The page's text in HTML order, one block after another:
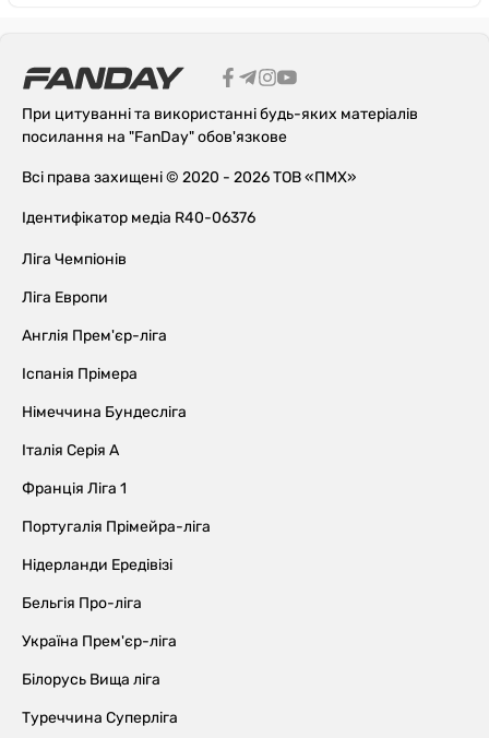
При цитуванні та використанні будь-яких матеріалів
посилання на "FanDay" обов'язкове
Всі права захищені © 2020 - 2026 ТОВ «ПМХ»
Ідентифікатор медіа R40-06376
Ліга Чемпіонів
Ліга Европи
Англія Прем'єр-ліга
Іспанія Прімера
Німеччина Бундесліга
Італія Серія А
Франція Ліга 1
Португалія Прімейра-ліга
Нідерланди Ередівізі
Бельгія Про-ліга
Україна Прем'єр-ліга
Білорусь Вища ліга
Туреччина Суперліга